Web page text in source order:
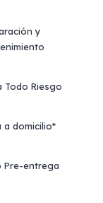
y
Todo Riesgo
a domicilio*
Pre-entrega